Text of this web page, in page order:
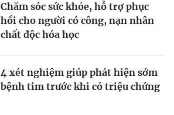
Chăm sóc sức khỏe, hỗ trợ phục
hồi cho người có công, nạn nhân
chất độc hóa học
4 xét nghiệm giúp phát hiện sớm
bệnh tim trước khi có triệu chứng